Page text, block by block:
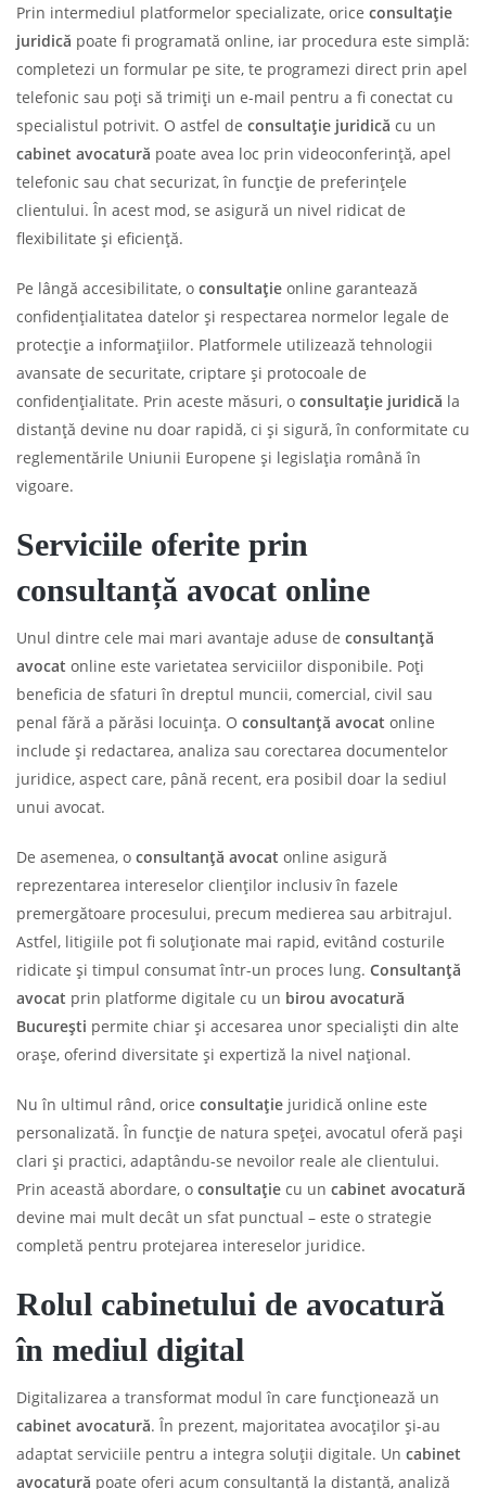
Prin intermediul platformelor specializate, orice consultație
juridică poate fi programată online, iar procedura este simplă:
completezi un formular pe site, te programezi direct prin apel
telefonic sau poți să trimiți un e-mail pentru a fi conectat cu
specialistul potrivit. O astfel de consultație juridică cu un
cabinet avocatură poate avea loc prin videoconferință, apel
telefonic sau chat securizat, în funcție de preferințele
clientului. În acest mod, se asigură un nivel ridicat de
flexibilitate și eficiență.
Pe lângă accesibilitate, o consultație online garantează
confidențialitatea datelor și respectarea normelor legale de
protecție a informațiilor. Platformele utilizează tehnologii
avansate de securitate, criptare și protocoale de
confidențialitate. Prin aceste măsuri, o consultație juridică la
distanță devine nu doar rapidă, ci și sigură, în conformitate cu
reglementările Uniunii Europene și legislația română în
vigoare.
Serviciile oferite prin
consultanță avocat online
Unul dintre cele mai mari avantaje aduse de consultanță
avocat online este varietatea serviciilor disponibile. Poți
beneficia de sfaturi în dreptul muncii, comercial, civil sau
penal fără a părăsi locuința. O consultanță avocat online
include și redactarea, analiza sau corectarea documentelor
juridice, aspect care, până recent, era posibil doar la sediul
unui avocat.
De asemenea, o consultanță avocat online asigură
reprezentarea intereselor clienților inclusiv în fazele
premergătoare procesului, precum medierea sau arbitrajul.
Astfel, litigiile pot fi soluționate mai rapid, evitând costurile
ridicate și timpul consumat într-un proces lung. Consultanță
avocat prin platforme digitale cu un birou avocatură
București permite chiar și accesarea unor specialiști din alte
orașe, oferind diversitate și expertiză la nivel național.
Nu în ultimul rând, orice consultație juridică online este
personalizată. În funcție de natura speței, avocatul oferă pași
clari și practici, adaptându-se nevoilor reale ale clientului.
Prin această abordare, o consultație cu un cabinet avocatură
devine mai mult decât un sfat punctual – este o strategie
completă pentru protejarea intereselor juridice.
Rolul cabinetului de avocatură
în mediul digital
Digitalizarea a transformat modul în care funcționează un
cabinet avocatură. În prezent, majoritatea avocaților și-au
adaptat serviciile pentru a integra soluții digitale. Un cabinet
avocatură poate oferi acum consultanță la distanță, analiză